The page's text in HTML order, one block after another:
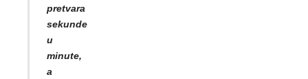
pretvara
sekunde
u
minute,
a